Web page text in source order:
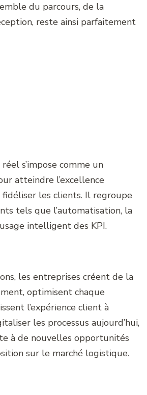
du parcours, de la
reste ainsi parfaitement
s’impose comme un
atteindre l’excellence
les clients. Il regroupe
tels que l’automatisation, la
intelligent des KPI.
les entreprises créent de la
optimisent chaque
l’expérience client à
les processus aujourd’hui,
à de nouvelles opportunités
sur le marché logistique.